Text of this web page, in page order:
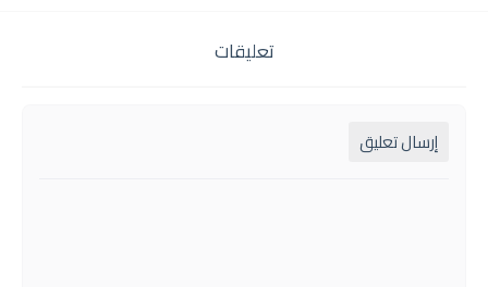
تعليقات
إرسال تعليق